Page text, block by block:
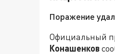
Поражение
Официальный
Конашенков